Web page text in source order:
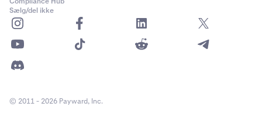
4 Tryk pågrænsen
du se, at grænsen er baseret på de aktiver, du ejer, og
kan være mindre end deres fulde værdi på grund af
prisudsving. Du kan også se, hvilke aktiver der tæller
Sælg/del ikke
© 2011 - 2026 Payward, Inc.